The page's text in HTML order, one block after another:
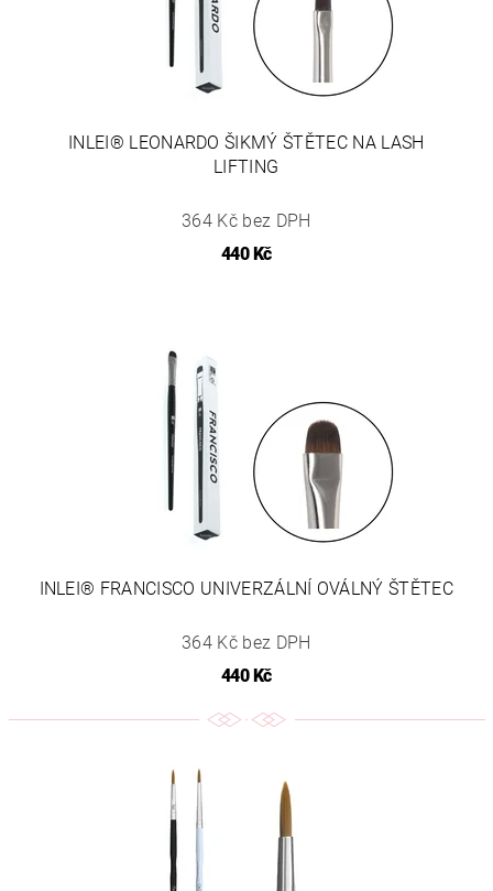
INLEI® LEONARDO ŠIKMÝ ŠTĚTEC NA LASH
LIFTING
364 Kč bez DPH
440 Kč
INLEI® FRANCISCO UNIVERZÁLNÍ OVÁLNÝ ŠTĚTEC
364 Kč bez DPH
440 Kč